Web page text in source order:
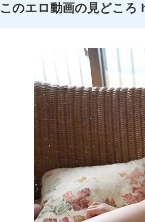
このエロ動画の見どころ